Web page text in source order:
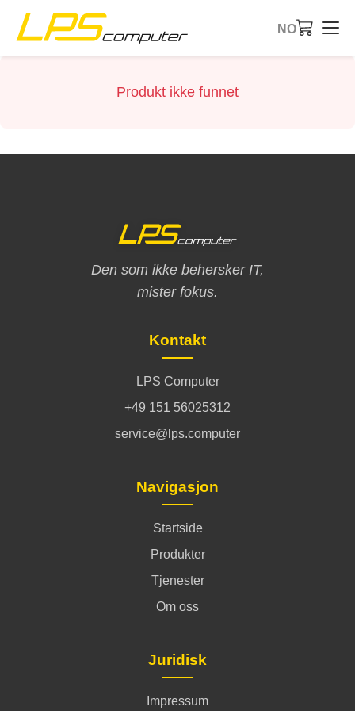
NO
Produkt ikke funnet
Den som ikke behersker IT,
mister fokus.
Kontakt
LPS Computer
+49 151 56025312
service@lps.computer
Navigasjon
Startside
Produkter
Tjenester
Om oss
Juridisk
Impressum